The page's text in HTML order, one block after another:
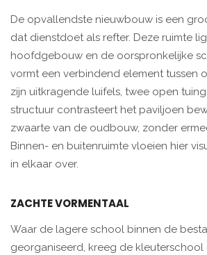
De opvallendste nieuwbouw is een
dat dienstdoet als refter. Deze ruimte
hoofdgebouw en de oorspronkelijke
vormt een verbindend element tussen
zijn uitkragende luifels, twee open
structuur contrasteert het paviljoen
zwaarte van de oudbouw, zonder
Binnen- en buitenruimte vloeien hier
in elkaar over.
ZACHTE VORMENTAAL
Waar de lagere school binnen de
georganiseerd, kreeg de